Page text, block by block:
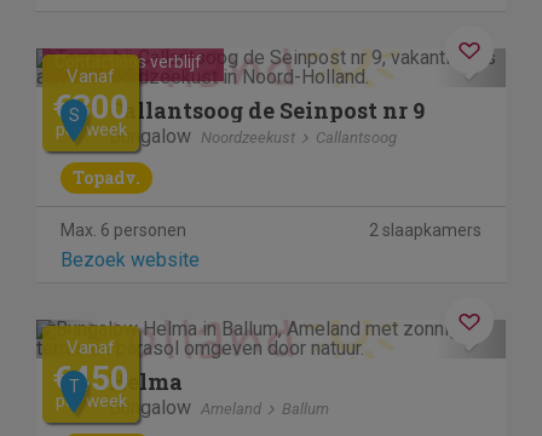
Previous Next
Contactloos verblijf
Vanaf
€300
per week
S Callantsoog de Seinpost nr 9
Bungalow Noordzeekust Callantsoog
Topadv.
Max. 6 personen 2 slaapkamers
Bezoek website
Previous Next
Vanaf
€450
per week
T Helma
Bungalow Ameland Ballum